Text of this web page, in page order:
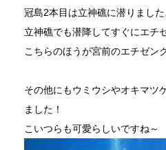
冠島2本目は立神礁に潜りました
立神礁でも潜降してすぐにエチ
こちらのほうが宮前のエチゼン
その他にもウミウシやオキマツ
ました！
こいつらも可愛らしいですね～